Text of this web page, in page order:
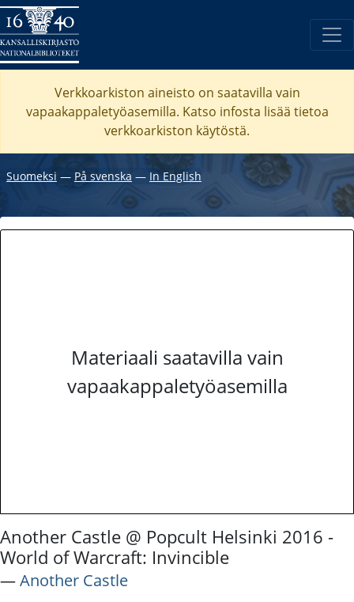
Verkkoarkiston aineisto on saatavilla vain
vapaakappaletyöasemilla. Katso infosta lisää tietoa
verkkoarkiston käytöstä.
Suomeksi ― På svenska ― In English
Materiaali saatavilla vain
vapaakappaletyöasemilla
Another Castle @ Popcult Helsinki 2016 -
World of Warcraft: Invincible
―Another Castle